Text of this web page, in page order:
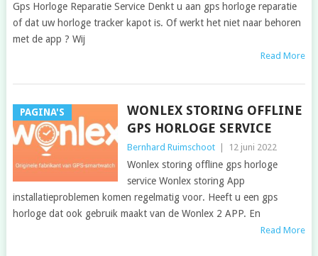
Gps Horloge Reparatie Service Denkt u aan gps horloge reparatie
of dat uw horloge tracker kapot is. Of werkt het niet naar behoren
met de app ? Wij
Read More
PAGINA'S
WONLEX STORING OFFLINE
GPS HORLOGE SERVICE
Bernhard Ruimschoot 12 juni 2022
Wonlex storing offline gps horloge
service Wonlex storing App
installatieproblemen komen regelmatig voor. Heeft u een gps
horloge dat ook gebruik maakt van de Wonlex 2 APP. En
Read More